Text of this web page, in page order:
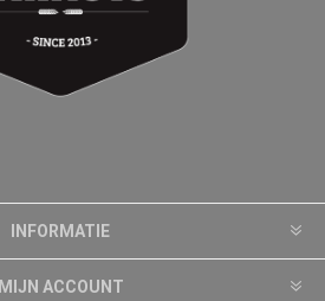
INFORMATIE
MIJN ACCOUNT